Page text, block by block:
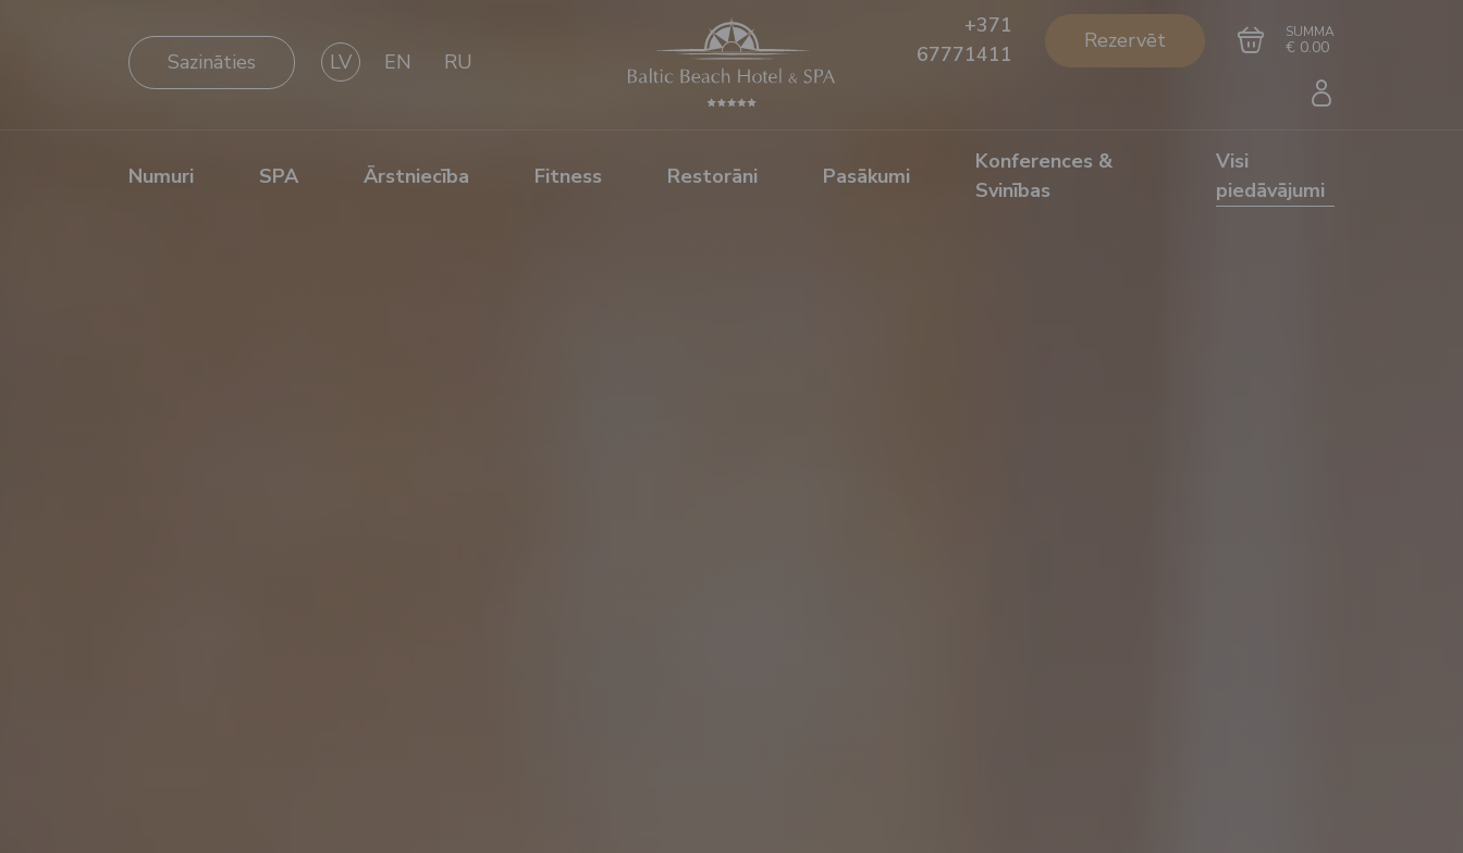
Sazināties LV EN RU
+371
67771411
Rezervēt SUMMA
€ 0.00
Numuri SPA Ārstniecība Fitness Restorāni Pasākumi
Konferences &
Svinības
Visi
piedāvājumi